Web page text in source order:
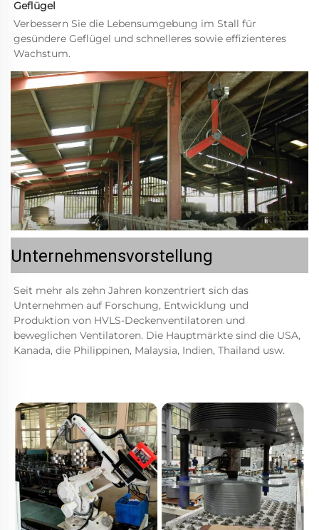
Geflügel
Verbessern Sie die Lebensumgebung im Stall für
gesündere Geflügel und schnelleres sowie effizienteres
Wachstum.
Unternehmensvorstellung
Seit mehr als zehn Jahren konzentriert sich das
Unternehmen auf Forschung, Entwicklung und
Produktion von HVLS-Deckenventilatoren und
beweglichen Ventilatoren. Die Hauptmärkte sind die USA,
Kanada, die Philippinen, Malaysia, Indien, Thailand usw.